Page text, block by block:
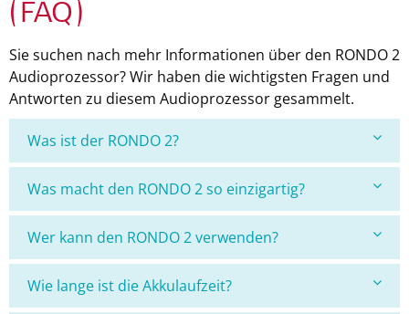
(FAQ)
Sie suchen nach mehr Informationen über den RONDO 2
Audioprozessor? Wir haben die wichtigsten Fragen und
Antworten zu diesem Audioprozessor gesammelt.
Was ist der RONDO 2?
Was macht den RONDO 2 so einzigartig?
Wer kann den RONDO 2 verwenden?
Wie lange ist die Akkulaufzeit?